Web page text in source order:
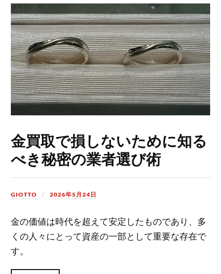
金買取で損しないために知る
べき秘密の業者選び術
GIOTTO 2026年5月24日
金の価値は時代を超えて安定したものであり、多
くの人々にとって資産の一部として重要な存在で
す。